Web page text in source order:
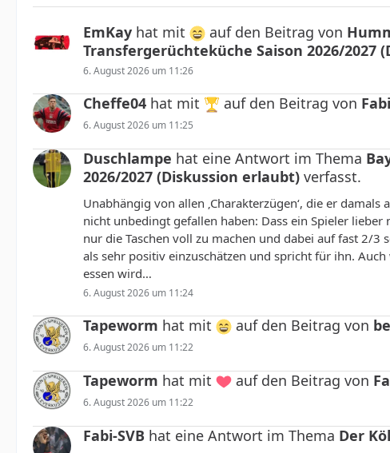
EmKay hat mit auf den Beitrag von
Transfergerüchteküche Saison 2026/2027
6. August 2026 um 11:26
Cheffe04 hat mit auf den Beitrag von
6. August 2026 um 11:25
Duschlampe hat eine Antwort im Thema
2026/2027 (Diskussion erlaubt) verfasst.
Unabhängig von allen ‚Charakterzügen‘, die er
nicht unbedingt gefallen haben: Dass ein Spieler
nur die Taschen voll zu machen und dabei auf fast 2/
als sehr positiv einzuschätzen und spricht für ihn.
essen wird…
6. August 2026 um 11:24
Tapeworm hat mit auf den Beitrag von
6. August 2026 um 11:22
Tapeworm hat mit auf den Beitrag von
6. August 2026 um 11:22
Fabi-SVB hat eine Antwort im Thema Der